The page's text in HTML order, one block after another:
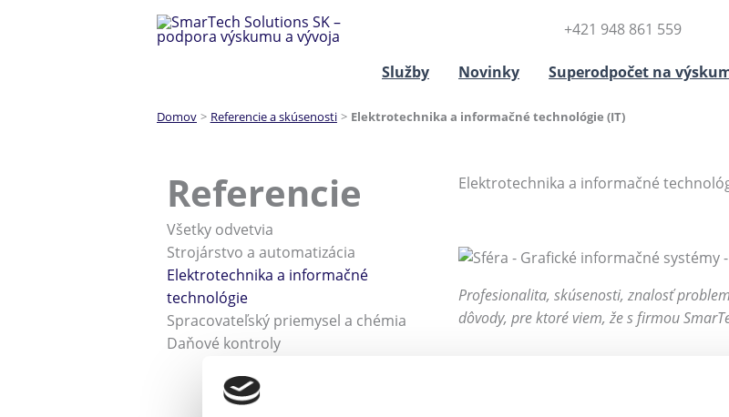
+421 948 861 559
Služby Novinky Superodpočet na
Domov Referencie a skúsenosti Elektrotechnika a informačné technológie (IT)
Referencie
Všetky odvetvia
Strojárstvo a automatizácia
Elektrotechnika a informačné
technológie
Spracovateľský priemysel a chémia
Daňové kontroly
Elektrotechnika a informačné
Profesionalita, skúsenosti, znalosť
dôvody, pre ktoré viem, že s firmou